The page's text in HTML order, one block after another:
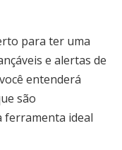
para ter uma
e alertas de
entenderá
são
ferramenta ideal